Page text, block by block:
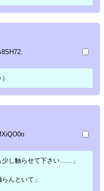
少し触らせて下さい……」
んといて」